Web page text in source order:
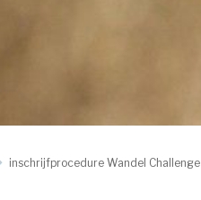
inschrijfprocedure Wandel Challenge